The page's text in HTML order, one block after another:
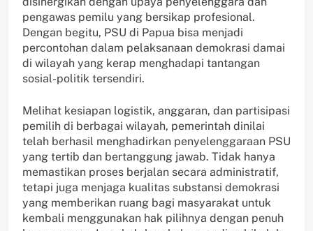
pengawas pemilu yang bersikap profesional.
Dengan begitu, PSU di Papua bisa menjadi
percontohan dalam pelaksanaan demokrasi damai
di wilayah yang kerap menghadapi tantangan
sosial-politik tersendiri.
Melihat kesiapan logistik, anggaran, dan partisipasi
pemilih di berbagai wilayah, pemerintah dinilai
telah berhasil menghadirkan penyelenggaraan PSU
yang tertib dan bertanggung jawab. Tidak hanya
memastikan proses berjalan secara administratif,
tetapi juga menjaga kualitas substansi demokrasi
yang memberikan ruang bagi masyarakat untuk
kembali menggunakan hak pilihnya dengan penuh